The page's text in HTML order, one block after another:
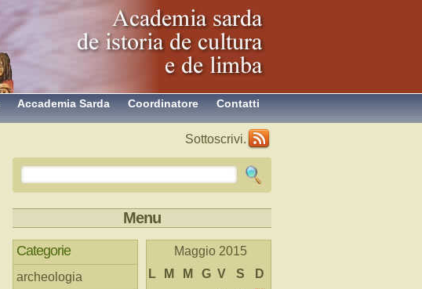
Contatti
Coordinatore
Accademia Sarda
Sottoscrivi.
Menu
Categorie
archeologia
Maggio 2015
L
M M G V S
D